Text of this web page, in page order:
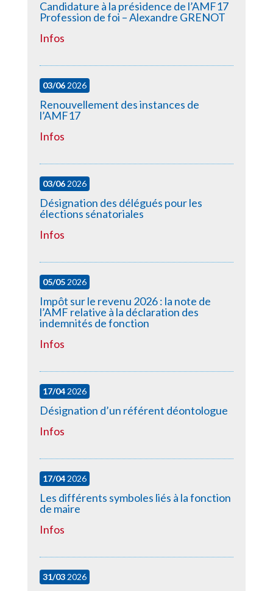
Candidature à la présidence de l’AMF17
Profession de foi – Alexandre GRENOT
Infos
03/062026
Renouvellement des instances de
l’AMF17
Infos
03/062026
Désignation des délégués pour les
élections sénatoriales
Infos
05/052026
Impôt sur le revenu 2026 : la note de
l’AMF relative à la déclaration des
indemnités de fonction
Infos
17/042026
Désignation d’un référent déontologue
Infos
17/042026
Les différents symboles liés à la fonction
de maire
Infos
31/032026